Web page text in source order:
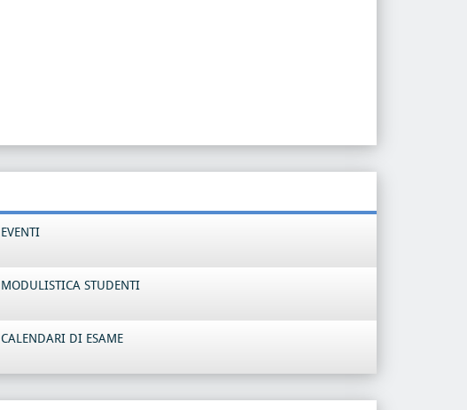
EVENTI
MODULISTICA STUDENTI
CALENDARI DI ESAME